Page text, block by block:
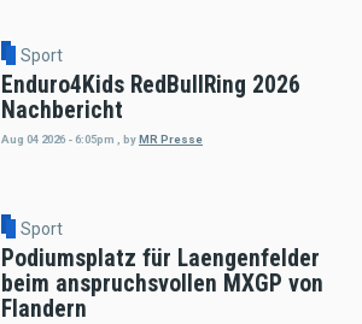
Sport
Enduro4Kids RedBullRing 2026
Nachbericht
Aug 04 2026 - 6:05pm byMR Presse
Sport
Podiumsplatz für Laengenfelder
beim anspruchsvollen MXGP von
Flandern